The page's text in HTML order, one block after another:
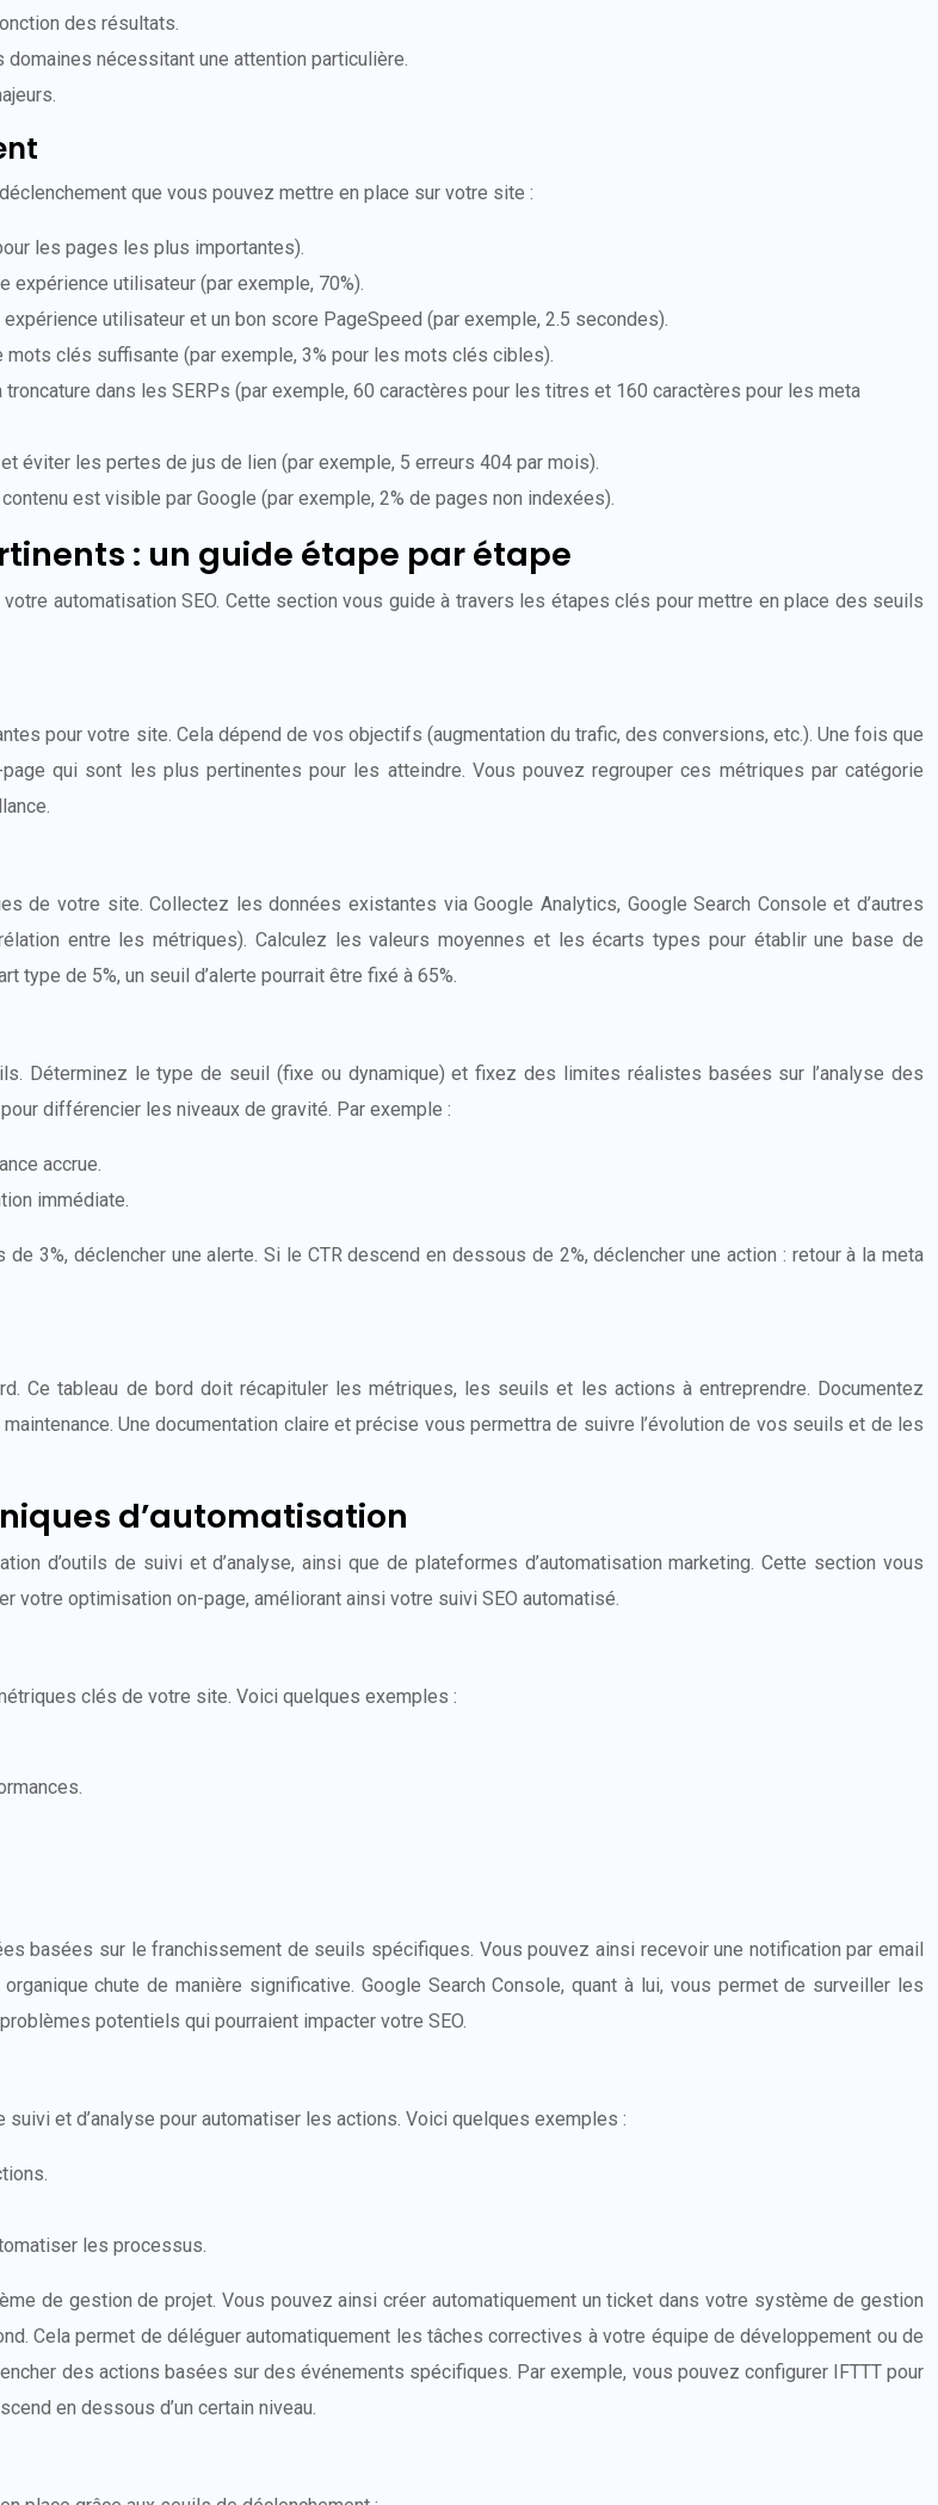
des résultats.
nécessitant une attention particulière.
que vous pouvez mettre en place sur votre site :
les pages les plus importantes).
expérience utilisateur (par exemple, 70%).
utilisateur et un bon score PageSpeed (par exemple, 2.5 secondes).
clés suffisante (par exemple, 3% pour les mots clés cibles).
dans les SERPs (par exemple, 60 caractères pour les titres et 160 caractères pour les meta
éviter les pertes de jus de lien (par exemple, 5 erreurs 404 par mois).
est visible par Google (par exemple, 2% de pages non indexées).
: un guide étape par étape
automatisation SEO. Cette section vous guide à travers les étapes clés pour mettre en place des seuils
pour votre site. Cela dépend de vos objectifs (augmentation du trafic, des conversions, etc.). Une fois que
qui sont les plus pertinentes pour les atteindre. Vous pouvez regrouper ces métriques par catégorie
de votre site. Collectez les données existantes via Google Analytics, Google Search Console et d’autres
entre les métriques). Calculez les valeurs moyennes et les écarts types pour établir une base de
type de 5%, un seuil d’alerte pourrait être fixé à 65%.
Déterminez le type de seuil (fixe ou dynamique) et fixez des limites réalistes basées sur l’analyse des
différencier les niveaux de gravité. Par exemple :
accrue.
immédiate.
3%, déclencher une alerte. Si le CTR descend en dessous de 2%, déclencher une action : retour à la meta
Ce tableau de bord doit récapituler les métriques, les seuils et les actions à entreprendre. Documentez
Une documentation claire et précise vous permettra de suivre l’évolution de vos seuils et de les
d’automatisation
d’outils de suivi et d’analyse, ainsi que de plateformes d’automatisation marketing. Cette section vous
optimisation on-page, améliorant ainsi votre suivi SEO automatisé.
clés de votre site. Voici quelques exemples :
basées sur le franchissement de seuils spécifiques. Vous pouvez ainsi recevoir une notification par email
chute de manière significative. Google Search Console, quant à lui, vous permet de surveiller les
potentiels qui pourraient impacter votre SEO.
et d’analyse pour automatiser les actions. Voici quelques exemples :
les processus.
de gestion de projet. Vous pouvez ainsi créer automatiquement un ticket dans votre système de gestion
Cela permet de déléguer automatiquement les tâches correctives à votre équipe de développement ou de
des actions basées sur des événements spécifiques. Par exemple, vous pouvez configurer IFTTT pour
en dessous d’un certain niveau.